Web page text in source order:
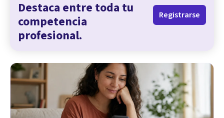
Destaca entre toda tu
competencia
profesional.
Registrarse